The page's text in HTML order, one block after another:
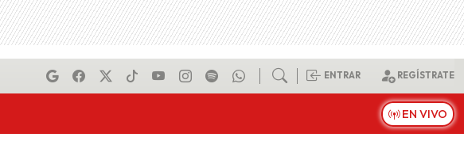
ENTRAR REGÍSTRATE
EN VIVO